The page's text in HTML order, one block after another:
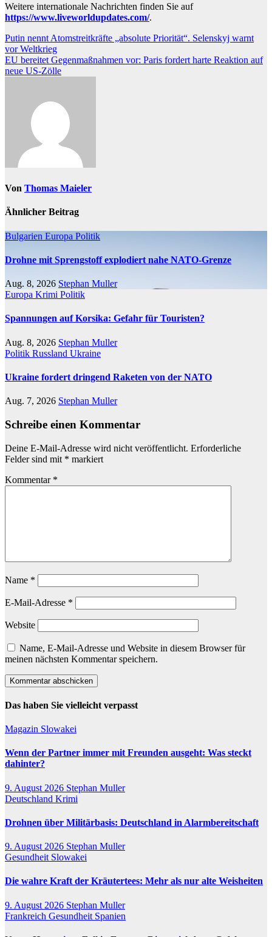
Weitere internationale Nachrichten finden Sie auf
https://www.liveworldupdates.com/.
Beitragsnavigation
Putin nennt Atomstreitkräfte „absolute Priorität“. Selenskyj warnt
vor Weltkrieg
EU bereitet Gegenmaßnahmen vor: Paris fordert harte Reaktion auf
neue US-Zölle
Von Thomas Maieler
Ähnlicher Beitrag
Bulgarien Europa Politik
Drohne mit Sprengstoff explodiert nahe NATO-Grenze
Aug. 8, 2026 Stephan Muller
Europa Krimi Politik
Spannungen auf Korsika: Gefahr für Touristen?
Aug. 8, 2026 Stephan Muller
Politik Russland Ukraine
Ukraine fordert dringend Raketen von der NATO
Aug. 7, 2026 Stephan Muller
Schreibe einen Kommentar
Deine E-Mail-Adresse wird nicht veröffentlicht. Erforderliche
Felder sind mit * markiert
Kommentar *
Name *
E-Mail-Adresse *
Website
Name, E-Mail-Adresse und Website in diesem Browser für
meinen nächsten Kommentar speichern.
Das haben Sie vielleicht verpasst
Magazin Slowakei
Wenn der Partner immer mit Freunden ausgeht: Was steckt
dahinter?
9. August 2026 Stephan Muller
Deutschland Krimi
Drohnen über Militärbasis: Deutschland in Alarmbereitschaft
9. August 2026 Stephan Muller
Gesundheit Slowakei
Die wahre Kraft der Kräutertees: Mehr als nur alte Weisheiten
9. August 2026 Stephan Muller
Frankreich Gesundheit Spanien